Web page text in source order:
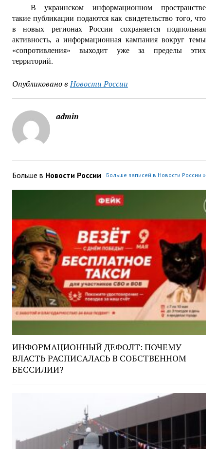
В украинском информационном пространстве
такие публикации подаются как свидетельство того, что
в новых регионах России сохраняется подпольная
активность, а информационная кампания вокруг темы
«сопротивления» выходит уже за пределы этих
территорий.
Опубликовано в Новости России
admin
Больше в Новости России Больше записей в Новости России »
ИНФОРМАЦИОННЫЙ ДЕФОЛТ: ПОЧЕМУ
ВЛАСТЬ РАСПИСАЛАСЬ В СОБСТВЕННОМ
БЕССИЛИИ?